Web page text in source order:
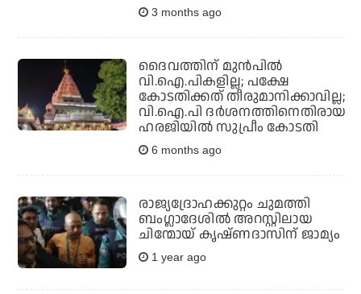
3 months ago
ദൈവത്തിന് മുന്‍പില്‍
വി.ഐ.പികളില്ല; പക്ഷേ
കോടതിക്കത് തീരുമാനിക്കാവില്ല;
വി.ഐ.പി ദര്‍ശനത്തിനെതിരായ
ഹരജിയില്‍ സുപ്രീം കോടതി
6 months ago
രാജ്യദ്രോഹക്കുറ്റം ചുമത്തി
ബംഗ്ലാദേശില്‍ അറസ്റ്റിലായ
ചിന്മോയ് കൃഷ്ണദാസിന് ജാമ്യം
1 year ago